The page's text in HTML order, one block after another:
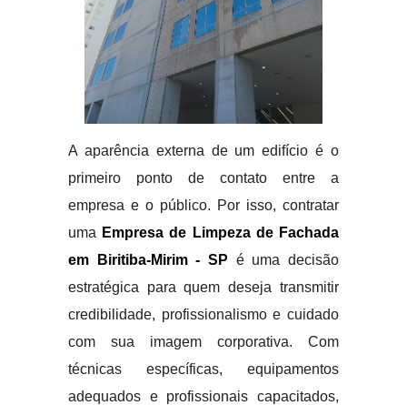
A aparência externa de um edifício é o
primeiro ponto de contato entre a
empresa e o público. Por isso, contratar
uma Empresa de Limpeza de Fachada
em Biritiba-Mirim - SP é uma decisão
estratégica para quem deseja transmitir
credibilidade, profissionalismo e cuidado
com sua imagem corporativa. Com
técnicas específicas, equipamentos
adequados e profissionais capacitados,